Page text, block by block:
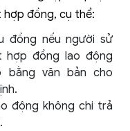
hợp đồng, cụ thể:
đồng nếu người sử
hợp đồng lao động
bằng văn bản cho
động không chi trả